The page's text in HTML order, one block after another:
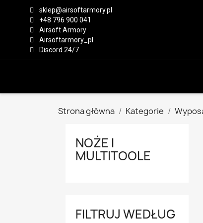
sklep@airsoftarmory.pl
+48 796 900 041
Airsoft Armory
Airsoftarmory_pl
Discord 24/7
Strona główna Kategorie
NOŻE I
MULTITOOLE
FILTRUJ WEDŁUG